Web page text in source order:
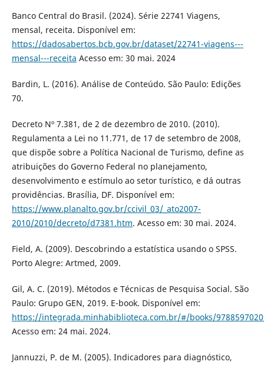
Banco Central do Brasil. (2024). Série 22741 Viagens,
mensal, receita. Disponível em:
https://dadosabertos.bcb.gov.br/dataset/22741-viagens---
mensal---receita Acesso em: 30 mai. 2024
Bardin, L. (2016). Análise de Conteúdo. São Paulo: Edições
70.
Decreto Nº 7.381, de 2 de dezembro de 2010. (2010).
Regulamenta a Lei no 11.771, de 17 de setembro de 2008,
que dispõe sobre a Política Nacional de Turismo, define as
atribuições do Governo Federal no planejamento,
desenvolvimento e estímulo ao setor turístico, e dá outras
providências. Brasília, DF. Disponível em:
https://www.planalto.gov.br/ccivil_03/_ato2007-
2010/2010/decreto/d7381.htm. Acesso em: 30 mai. 2024.
Field, A. (2009). Descobrindo a estatística usando o SPSS.
Porto Alegre: Artmed, 2009.
Gil, A. C. (2019). Métodos e Técnicas de Pesquisa Social. São
Paulo: Grupo GEN, 2019. E-book. Disponível em:
https://integrada.minhabiblioteca.com.br/#/books/
Acesso em: 24 mai. 2024.
Jannuzzi, P. de M. (2005). Indicadores para diagnóstico,